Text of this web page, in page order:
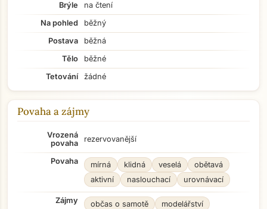
Brýle
na čtení
Na pohled
běžný
Postava
běžná
Tělo
běžné
Tetování
žádné
Povaha a zájmy
Vrozená
povaha
rezervovanější
Povaha mírná klidná veselá
obětavá
aktivní
naslouchací urovnávací
Zájmy občas o samotě
modelářství